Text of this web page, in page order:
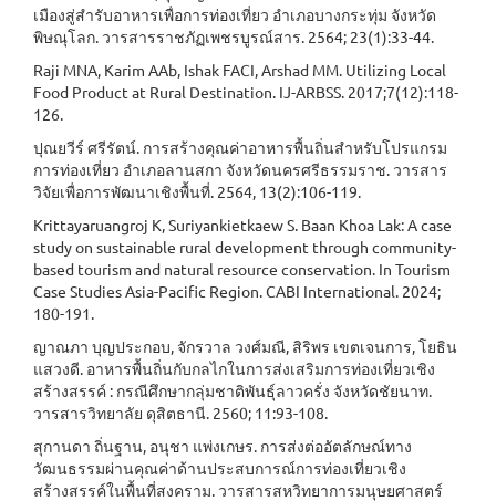
เมืองสู่สำรับอาหารเพื่อการท่องเที่ยว อำเภอบางกระทุ่ม จังหวัด
พิษณุโลก. วารสารราชภัฏเพชรบูรณ์สาร. 2564; 23(1):33-44.
Raji MNA, Karim AAb, Ishak FACI, Arshad MM. Utilizing Local
Food Product at Rural Destination. IJ-ARBSS. 2017;7(12):118-
126.
ปุณยวีร์ ศรีรัตน์. การสร้างคุณค่าอาหารพื้นถิ่นสำหรับโปรแกรม
การท่องเที่ยว อำเภอลานสกา จังหวัดนครศรีธรรมราช. วารสาร
วิจัยเพื่อการพัฒนาเชิงพื้นที่. 2564, 13(2):106-119.
Krittayaruangroj K, Suriyankietkaew S. Baan Khoa Lak: A case
study on sustainable rural development through community-
based tourism and natural resource conservation. In Tourism
Case Studies Asia-Pacific Region. CABI International. 2024;
180-191.
ญาณภา บุญประกอบ, จักรวาล วงศ์มณี, สิริพร เขตเจนการ, โยธิน
แสวงดี. อาหารพื้นถิ่นกับกลไกในการส่งเสริมการท่องเที่ยวเชิง
สร้างสรรค์ : กรณีศึกษากลุ่มชาติพันธุ์ลาวครั่ง จังหวัดชัยนาท.
วารสารวิทยาลัย ดุสิตธานี. 2560; 11:93-108.
สุกานดา ถิ่นฐาน, อนุชา แพ่งเกษร. การส่งต่ออัตลักษณ์ทาง
วัฒนธรรมผ่านคุณค่าด้านประสบการณ์การท่องเที่ยวเชิง
สร้างสรรค์ในพื้นที่สงคราม. วารสารสหวิทยาการมนุษยศาสตร์